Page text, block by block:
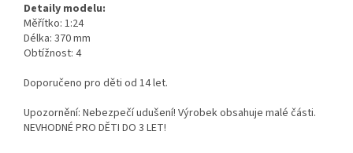
Detaily modelu:
Měřítko: 1:24
Délka: 370 mm
Obtížnost: 4
Doporučeno pro děti od 14 let.
Upozornění: Nebezpečí udušení! Výrobek obsahuje malé části.
NEVHODNÉ PRO DĚTI DO 3 LET!